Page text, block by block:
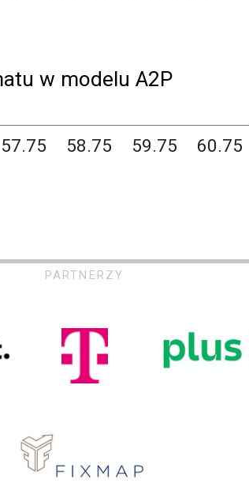
w modelu A2P
57.75 58.75 59.75
60.75
PARTNERZY